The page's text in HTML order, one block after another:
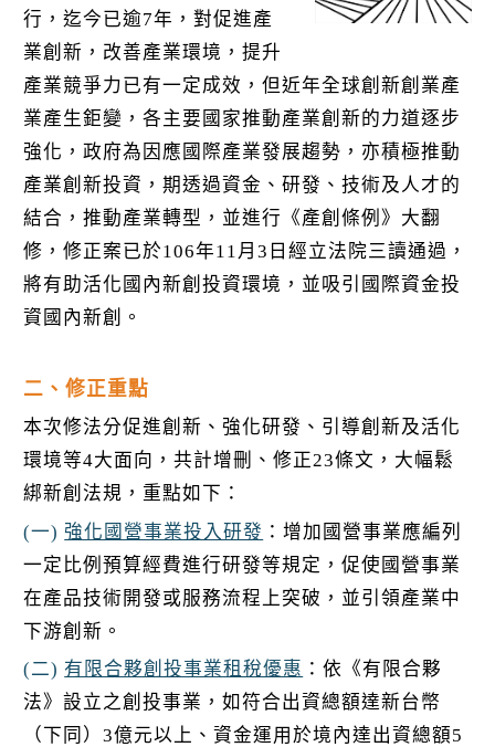
行，迄今已逾7年，對促進產
業創新，改善產業環境，提升
產業競爭力已有一定成效，但近年全球創新創業產
業產生鉅變，各主要國家推動產業創新的力道逐步
強化，政府為因應國際產業發展趨勢，亦積極推動
產業創新投資，期透過資金、研發、技術及人才的
結合，推動產業轉型，並進行《產創條例》大翻
修，修正案已於106年11月3日經立法院三讀通過，
將有助活化國內新創投資環境，並吸引國際資金投
資國內新創。
二、修正重點
本次修法分促進創新、強化研發、引導創新及活化
環境等4大面向，共計增刪、修正23條文，大幅鬆
綁新創法規，重點如下：
(一)強化國營事業投入研發 ：增加國營事業應編列
一定比例預算經費進行研發等規定，促使國營事業
在產品技術開發或服務流程上突破，並引領產業中
下游創新。
(二) 有限合夥創投事業租稅優惠 ：依《有限合夥
法》設立之創投事業，如符合出資總額達新台幣
（下同）3億元以上、資金運用於境內達出資總額5